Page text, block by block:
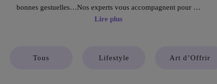
bonnes gestuelles…Nos experts vous accompagnent pour …
Lire plus
Tous Lifestyle Art d’Offrir